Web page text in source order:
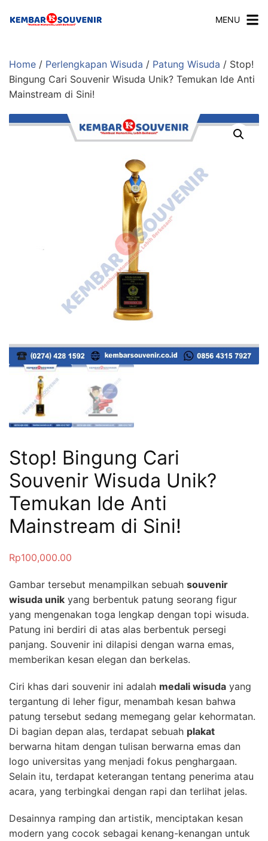
MENU
Home / Perlengkapan Wisuda / Patung Wisuda / Stop!
Bingung Cari Souvenir Wisuda Unik? Temukan Ide Anti
Mainstream di Sini!
Stop! Bingung Cari
Souvenir Wisuda Unik?
Temukan Ide Anti
Mainstream di Sini!
Rp100,000.00
Gambar tersebut menampilkan sebuah souvenir
wisuda unik yang berbentuk patung seorang figur
yang mengenakan toga lengkap dengan topi wisuda.
Patung ini berdiri di atas alas berbentuk persegi
panjang. Souvenir ini dilapisi dengan warna emas,
memberikan kesan elegan dan berkelas.
Ciri khas dari souvenir ini adalah medali wisuda yang
tergantung di leher figur, menambah kesan bahwa
patung tersebut sedang memegang gelar kehormatan.
Di bagian depan alas, terdapat sebuah plakat
berwarna hitam dengan tulisan berwarna emas dan
logo universitas yang menjadi fokus penghargaan.
Selain itu, terdapat keterangan tentang penerima atau
acara, yang terbingkai dengan rapi dan terlihat jelas.
Desainnya ramping dan artistik, menciptakan kesan
modern yang cocok sebagai kenang-kenangan untuk